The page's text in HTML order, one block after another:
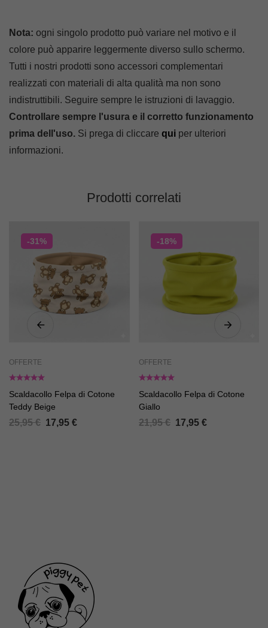
Nota: ogni singolo prodotto può variare nel motivo e il
colore può apparire leggermente diverso sullo schermo.
Tutti i nostri prodotti sono accessori complementari
realizzati con materiali di alta qualità ma non sono
indistruttibili. Seguire sempre le istruzioni di lavaggio.
Controllare sempre l'usura e il corretto funzionamento
prima dell'uso. Si prega di cliccare qui per ulteriori
informazioni.
Prodotti correlati
-31%
OFFERTE
Scaldacollo Felpa di Cotone
Teddy Beige
25,95€ 17,95 €
-18%
OFFERTE
Scaldacollo Felpa di Cotone
Giallo
21,95€ 17,95 €